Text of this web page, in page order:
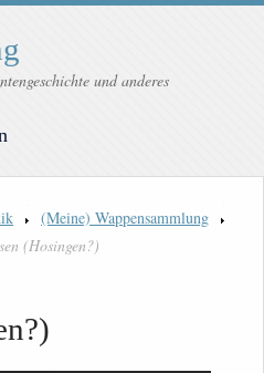
und anderes
(Meine) Wappensammlung
(Hosingen?)